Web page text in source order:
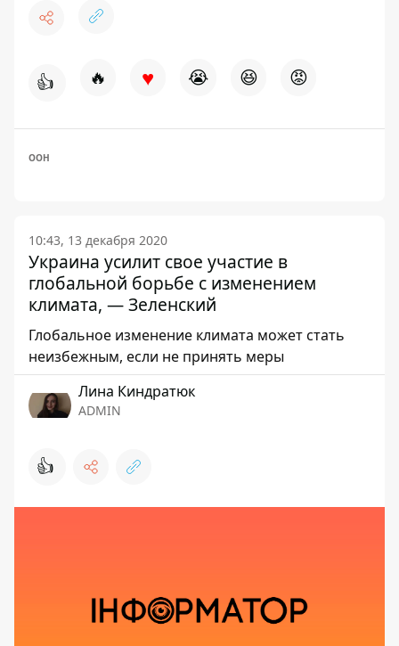
👍 🔥 ♥ 😭 😆 😡
ООН
10:43, 13 декабря 2020
Украина усилит свое участие в
глобальной борьбе с изменением
климата, — Зеленский
Глобальное изменение климата может стать
неизбежным, если не принять меры
Лина Киндратюк
ADMIN
👍